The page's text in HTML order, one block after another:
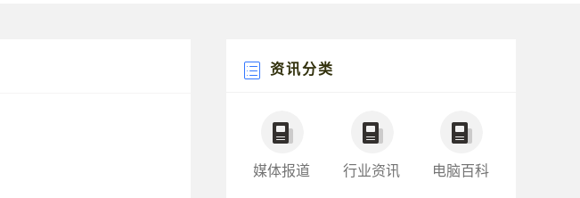
资讯分类
媒体报道 行业资讯 电脑百科